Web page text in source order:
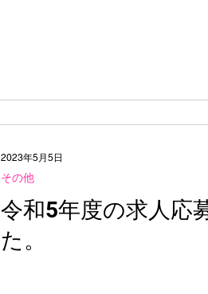
令和5年度の求人応
た。
その他
2023年5月5日